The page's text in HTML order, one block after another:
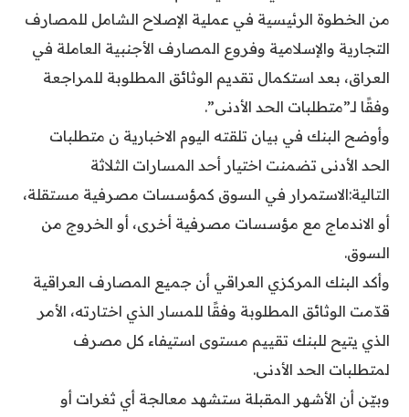
من الخطوة الرئيسية في عملية الإصلاح الشامل للمصارف
التجارية والإسلامية وفروع المصارف الأجنبية العاملة في
العراق، بعد استكمال تقديم الوثائق المطلوبة للمراجعة
وفقًا لـ”متطلبات الحد الأدنى”.
وأوضح البنك في بيان تلقته اليوم الاخبارية ن متطلبات
الحد الأدنى تضمنت اختيار أحد المسارات الثلاثة
التالية:الاستمرار في السوق كمؤسسات مصرفية مستقلة،
أو الاندماج مع مؤسسات مصرفية أخرى، أو الخروج من
السوق.
وأكد البنك المركزي العراقي أن جميع المصارف العراقية
قدّمت الوثائق المطلوبة وفقًا للمسار الذي اختارته، الأمر
الذي يتيح للبنك تقييم مستوى استيفاء كل مصرف
لمتطلبات الحد الأدنى.
وبيّن أن الأشهر المقبلة ستشهد معالجة أي ثغرات أو